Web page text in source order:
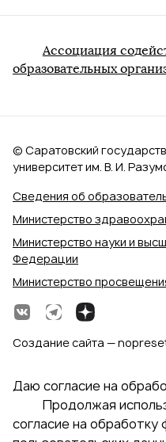
Ассоциация
образовательных
Сведения об
Министерство
Министерство науки и
Федерации
Министерство
© Саратовский
университет им. В. И.
Создание сайта —
Даю согласие на
Продолжая
согласие на обработку